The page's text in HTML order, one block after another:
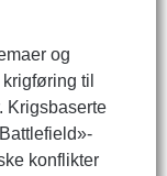
og
krigføring til
Krigsbaserte
konflikter